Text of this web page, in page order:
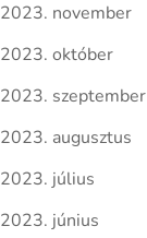
2023. november
2023. október
2023. szeptember
2023. augusztus
2023. július
2023. június